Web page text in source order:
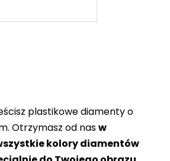
plastikowe diamenty o
Otrzymasz od nasw
kolory diamentów